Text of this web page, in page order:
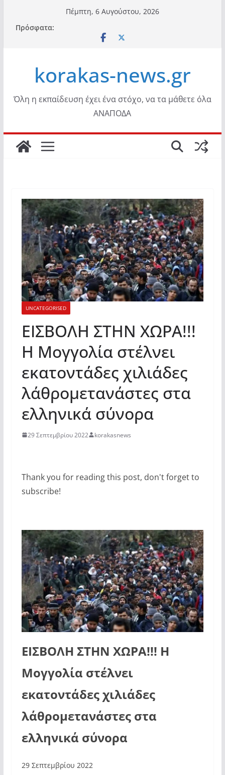
περιεχόμενο
Πέμπτη, 6 Αυγούστου, 2026
Πρόσφατα:
korakas-news.gr
Όλη η εκπαίδευση έχει ένα στόχο, να τα μάθετε όλα
ΑΝΑΠΟΔΑ
UNCATEGORISED
ΕΙΣΒΟΛΗ ΣΤΗΝ ΧΩΡΑ!!!
Η Μογγολία στέλνει
εκατοντάδες χιλιάδες
λάθρομετανάστες στα
ελληνικά σύνορα
29 Σεπτεμβρίου 2022 korakasnews
Thank you for reading this post, don't forget to
subscribe!
ΕΙΣΒΟΛΗ ΣΤΗΝ ΧΩΡΑ!!! Η
Μογγολία στέλνει
εκατοντάδες χιλιάδες
λάθρομετανάστες στα
ελληνικά σύνορα
29 Σεπτεμβρίου 2022